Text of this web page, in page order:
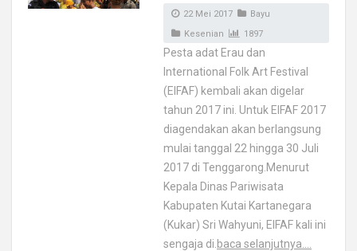
22 Mei 2017
Bayu
Kesenian
1897
Pesta adat Erau dan
International Folk Art Festival
(EIFAF) kembali akan digelar
tahun 2017 ini. Untuk EIFAF 2017
diagendakan akan berlangsung
mulai tanggal 22 hingga 30 Juli
2017 di Tenggarong.Menurut
Kepala Dinas Pariwisata
Kabupaten Kutai Kartanegara
(Kukar) Sri Wahyuni, EIFAF kali ini
sengaja di. baca selanjutnya....